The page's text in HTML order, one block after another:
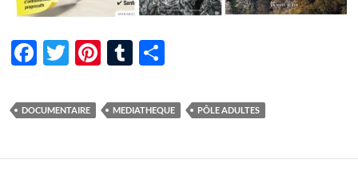
F
e
b
o
T
itt
er
Pi
er
es
t
T
m
bl
r
ta
g
er
DOCUMENTAIRE MEDIATHEQUE PÔLE ADULTES